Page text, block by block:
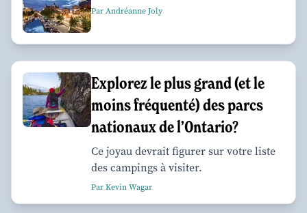
Par Andréanne Joly
Explorez le plus grand (et le
moins fréquenté) des parcs
nationaux de l’Ontario?
Ce joyau devrait figurer sur votre liste
des campings à visiter.
Par Kevin Wagar